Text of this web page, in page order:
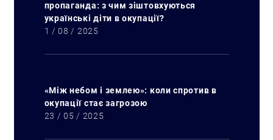
пропаганда: з чим зіштовхуються
українські діти в окупації?
1 / 08 / 2025
«Між небом і землею»: коли спротив в
окупації стає загрозою
23 / 05 / 2025